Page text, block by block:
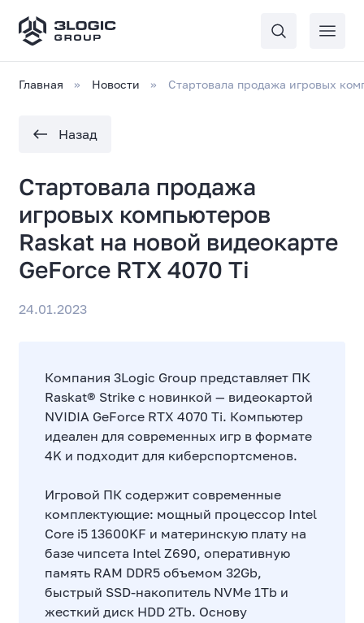
Главная Новости Стартовала продажа игровых
Назад
Стартовала продажа
игровых компьютеров
Raskat на новой видеокарте
GeForce RTX 4070 Ti
24.01.2023
Компания 3Logic Group представляет ПК
Raskat® Strike с новинкой — видеокартой
NVIDIA GeForce RTX 4070 Ti. Компьютер
идеален для современных игр в формате
4K и подходит для киберспортсменов.
Игровой ПК содержит современные
комплектующие: мощный процессор Intel
Core i5 13600KF и материнскую плату на
базе чипсета Intel Z690, оперативную
память RAM DDR5 объемом 32Gb,
быстрый SSD-накопитель NVMe 1Tb и
жесткий диск HDD 2Tb. Основу